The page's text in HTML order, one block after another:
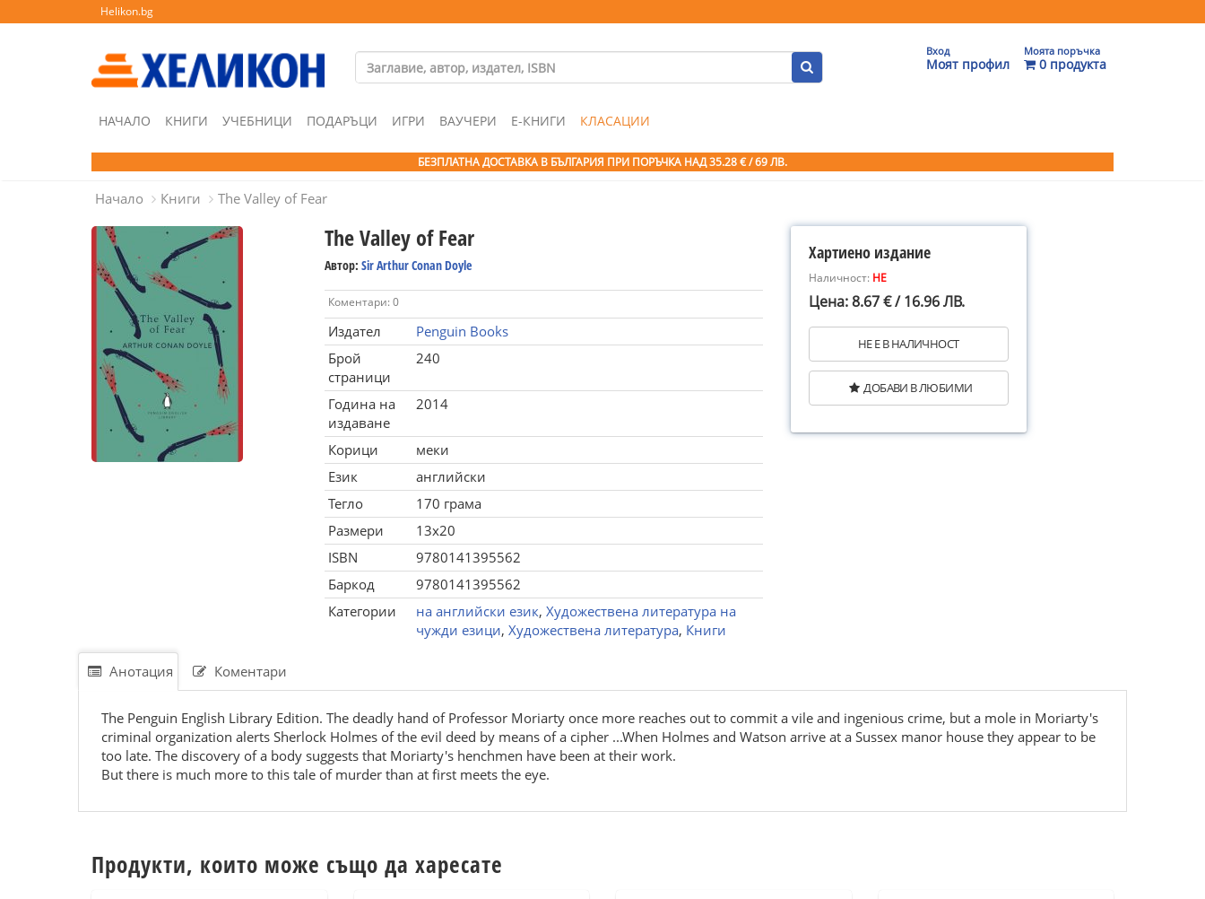
Helikon.bg
Вход
Моят профил
Моята поръчка
0 продукта
НАЧАЛО КНИГИ УЧЕБНИЦИ ПОДАРЪЦИ ИГРИ ВАУЧЕРИ Е-КНИГИ КЛАСАЦИИ
БЕЗПЛАТНА ДОСТАВКА В БЪЛГАРИЯ ПРИ ПОРЪЧКА НАД 35.28 € / 69 ЛВ.
Начало Книги The Valley of Fear
The Valley of Fear
Автор: Sir Arthur Conan Doyle
Коментари: 0
Издател
Penguin Books
Брой
страници
240
Година на
издаване
2014
Корици
меки
Език
английски
Тегло
170 грама
Размери
13x20
ISBN
9780141395562
Баркод
9780141395562
Категории
на английски език, Художествена литература на
чужди езици, Художествена литература, Книги
Хартиено издание
Наличност: НЕ
Цена: 8.67 € / 16.96 ЛВ.
НЕ Е В НАЛИЧНОСТ
ДОБАВИ В ЛЮБИМИ
Анотация Коментари
The Penguin English Library Edition. The deadly hand of Professor Moriarty once more reaches out to commit a vile and ingenious crime, but a mole in Moriarty's
criminal organization alerts Sherlock Holmes of the evil deed by means of a cipher ...When Holmes and Watson arrive at a Sussex manor house they appear to be
too late. The discovery of a body suggests that Moriarty's henchmen have been at their work.
But there is much more to this tale of murder than at first meets the eye.
Продукти, които може също да харесате